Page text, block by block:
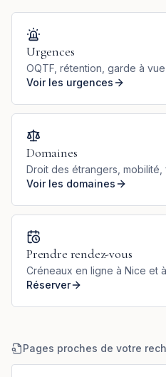
Urgences
OQTF, rétention, garde à
Voir les urgences
Domaines
Droit des étrangers, mobilité,
Voir les domaines
Prendre rendez-vous
Créneaux en ligne à Nice et
Réserver
Pages proches de votre